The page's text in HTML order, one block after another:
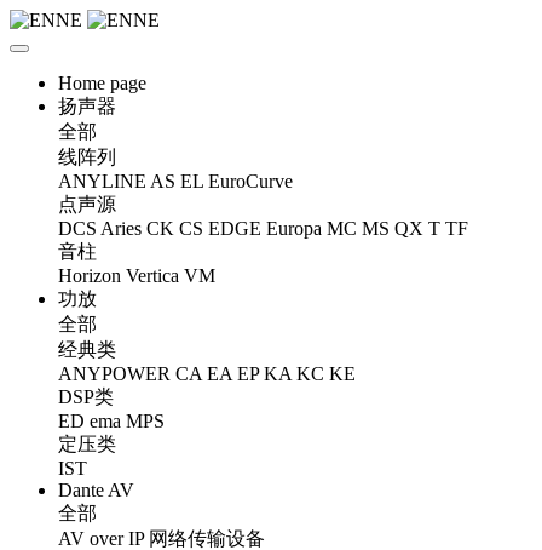
Home page
扬声器
全部
线阵列
ANYLINE AS EL EuroCurve
点声源
DCS Aries CK CS EDGE Europa MC MS QX T TF
音柱
Horizon Vertica VM
功放
全部
经典类
ANYPOWER CA EA EP KA KC KE
DSP类
ED ema MPS
定压类
IST
Dante AV
全部
AV over IP 网络传输设备